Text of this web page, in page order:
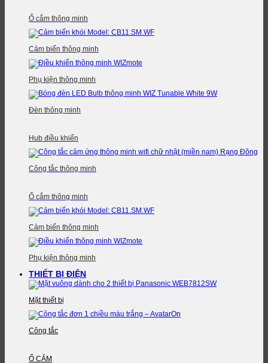
Ổ cắm thông minh
Cảm biến thông minh
Phụ kiện thông minh
Đèn thông minh
Hub điều khiển
Công tắc thông minh
Ổ cắm thông minh
Cảm biến thông minh
Phụ kiện thông minh
THIẾT BỊ ĐIỆN
Mặt thiết bị
Công tắc
Ổ CẮM